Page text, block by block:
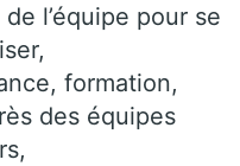
l’équipe pour se
formation,
des équipes